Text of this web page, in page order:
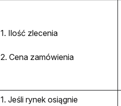
1. Ilość zlecenia
2. Cena zamówienia
1. Jeśli rynek osiągnie